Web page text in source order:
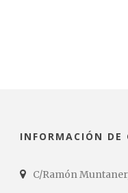
INFORMACIÓN DE
C/Ramón